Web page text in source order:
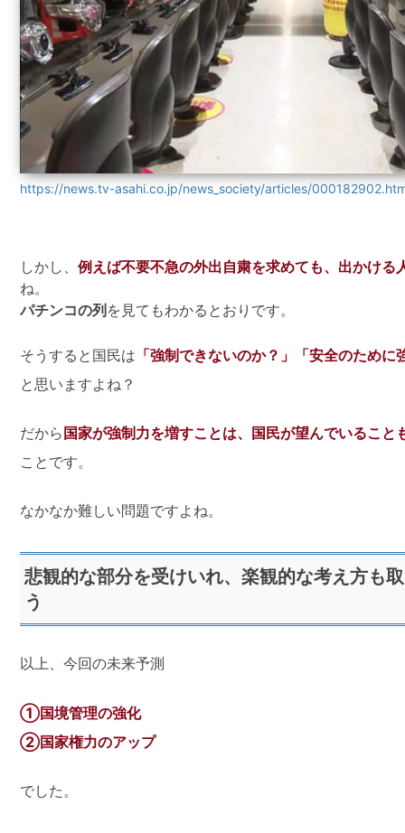
https://news.tv-asahi.co.jp/news_society/articles/
しかし、例えば不要不急の外出自粛を求めても、出かける
ね。
パチンコの列 を見てもわかるとおりです。
そうすると国民は 「強制できないのか？」「安全のために
と思いますよね？
だから 国家が強制力を増すことは、国民が望んでいること
ことです。
なかなか難しい問題ですよね。
悲観的な部分を受けいれ、楽観的な考え方も
う
以上、今回の未来予測
①国境管理の強化
②国家権力のアップ
でした。